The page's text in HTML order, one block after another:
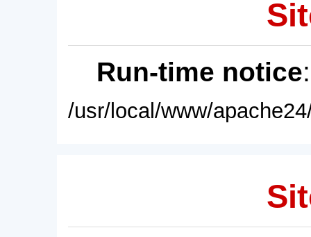
Run-time notice
/usr/local/www/